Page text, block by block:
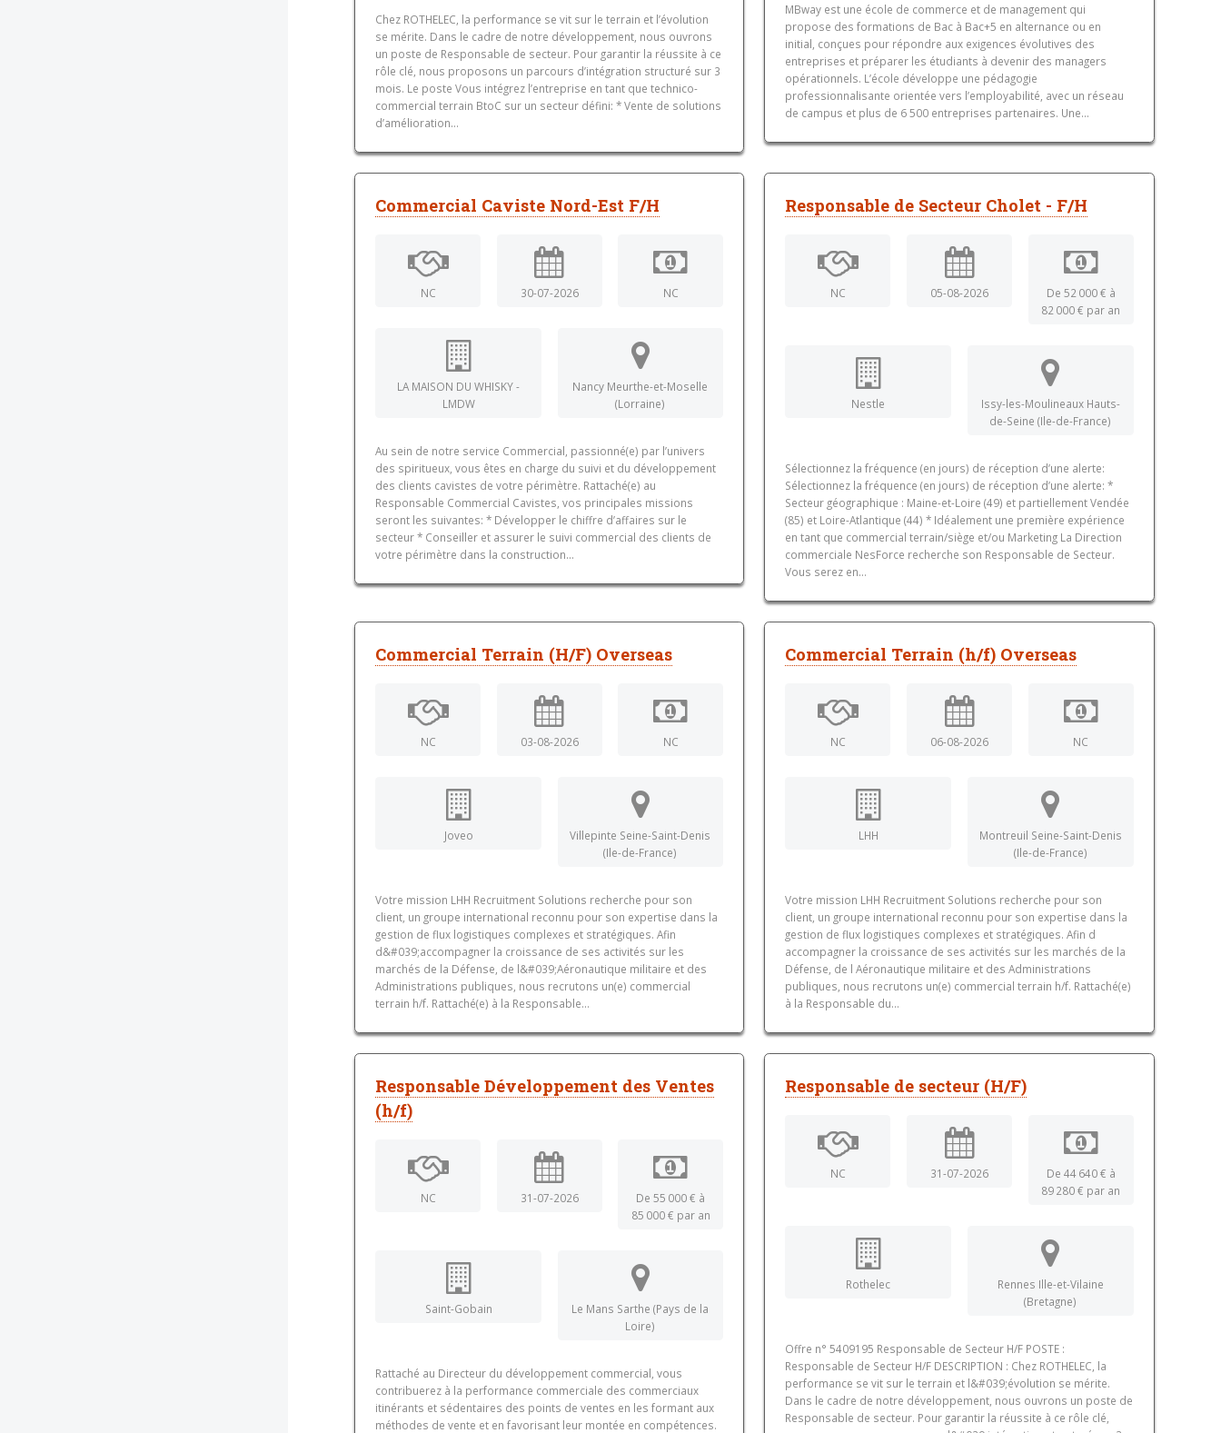
Chez ROTHELEC, la performance se vit sur le terrain et l’évolution
se mérite. Dans le cadre de notre développement, nous ouvrons
un poste de Responsable de secteur. Pour garantir la réussite à ce
rôle clé, nous proposons un parcours d’intégration structuré sur 3
mois. Le poste Vous intégrez l’entreprise en tant que technico-
commercial terrain BtoC sur un secteur défini: * Vente de solutions
d’amélioration...
MBway est une école de commerce et de management qui
propose des formations de Bac à Bac+5 en alternance ou en
initial, conçues pour répondre aux exigences évolutives des
entreprises et préparer les étudiants à devenir des managers
opérationnels. L’école développe une pédagogie
professionnalisante orientée vers l’employabilité, avec un réseau
de campus et plus de 6 500 entreprises partenaires. Une...
Commercial Caviste Nord-Est F/H
NC 30-07-2026 NC
LA MAISON DU WHISKY -
LMDW
Nancy Meurthe-et-Moselle
(Lorraine)
Au sein de notre service Commercial, passionné(e) par l’univers
des spiritueux, vous êtes en charge du suivi et du développement
des clients cavistes de votre périmètre. Rattaché(e) au
Responsable Commercial Cavistes, vos principales missions
seront les suivantes: * Développer le chiffre d’affaires sur le
secteur * Conseiller et assurer le suivi commercial des clients de
votre périmètre dans la construction...
Responsable de Secteur Cholet - F/H
NC 05-08-2026
De 52 000 € à
82 000 € par an
Nestle
Issy-les-Moulineaux Hauts-
de-Seine (Ile-de-France)
Sélectionnez la fréquence (en jours) de réception d’une alerte:
Sélectionnez la fréquence (en jours) de réception d’une alerte: *
Secteur géographique : Maine-et-Loire (49) et partiellement Vendée
(85) et Loire-Atlantique (44) * Idéalement une première expérience
en tant que commercial terrain/siège et/ou Marketing La Direction
commerciale NesForce recherche son Responsable de Secteur.
Vous serez en...
Commercial Terrain (H/F) Overseas
NC 03-08-2026 NC
Joveo
Villepinte Seine-Saint-Denis
(Ile-de-France)
Votre mission LHH Recruitment Solutions recherche pour son
client, un groupe international reconnu pour son expertise dans la
gestion de flux logistiques complexes et stratégiques. Afin
d&#039;accompagner la croissance de ses activités sur les
marchés de la Défense, de l&#039;Aéronautique militaire et des
Administrations publiques, nous recrutons un(e) commercial
terrain h/f. Rattaché(e) à la Responsable...
Commercial Terrain (h/f) Overseas
NC 06-08-2026 NC
LHH
Montreuil Seine-Saint-Denis
(Ile-de-France)
Votre mission LHH Recruitment Solutions recherche pour son
client, un groupe international reconnu pour son expertise dans la
gestion de flux logistiques complexes et stratégiques. Afin d
accompagner la croissance de ses activités sur les marchés de la
Défense, de l Aéronautique militaire et des Administrations
publiques, nous recrutons un(e) commercial terrain h/f. Rattaché(e)
à la Responsable du...
Responsable Développement des Ventes
(h/f)
NC 31-07-2026
De 55 000 € à
85 000 € par an
Saint-Gobain
Le Mans Sarthe (Pays de la
Loire)
Rattaché au Directeur du développement commercial, vous
contribuerez à la performance commerciale des commerciaux
itinérants et sédentaires des points de ventes en les formant aux
méthodes de vente et en favorisant leur montée en compétences.
Responsable de secteur (H/F)
NC 31-07-2026
De 44 640 € à
89 280 € par an
Rothelec
Rennes Ille-et-Vilaine
(Bretagne)
Offre n° 5409195 Responsable de Secteur H/F POSTE :
Responsable de Secteur H/F DESCRIPTION : Chez ROTHELEC, la
performance se vit sur le terrain et l&#039;évolution se mérite.
Dans le cadre de notre développement, nous ouvrons un poste de
Responsable de secteur. Pour garantir la réussite à ce rôle clé,